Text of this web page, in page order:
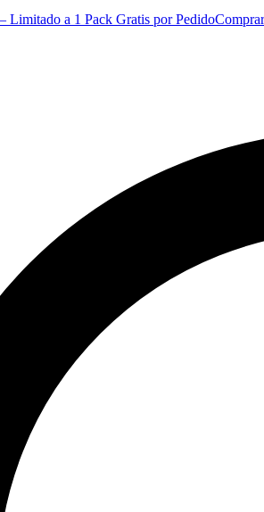
a 1 Pack Gratis por Pedido